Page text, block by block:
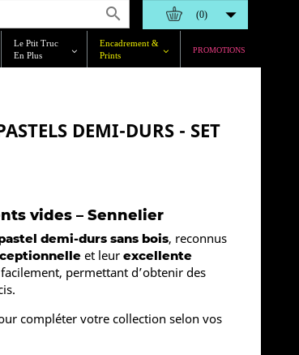
 (0) 
Le Ptit Truc
En Plus
Encadrement &
Prints
PROMOTIONS
DEMI-DURS - SET
vides – Sennelier
demi-durs sans bois, reconnus
et leurexcellente
permettant d’obtenir des
compléter votre collection selon vos